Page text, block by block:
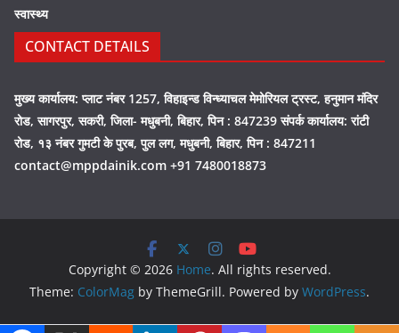
स्वास्थ्य
CONTACT DETAILS
मुख्य कार्यालय: प्लाट नंबर 1257, विहाइन्ड विन्ध्याचल मेमोरियल ट्रस्ट, हनुमान मंदिर
रोड, सागरपुर, सकरी, जिला- मधुबनी, बिहार, पिन : 847239 संपर्क कार्यालय: रांटी
रोड, १३ नंबर गुमटी के पुरब, पुल लग, मधुबनी, बिहार, पिन : 847211
contact@mppdainik.com +91 7480018873
Copyright © 2026 Home. All rights reserved.
Theme: ColorMag by ThemeGrill. Powered by WordPress.